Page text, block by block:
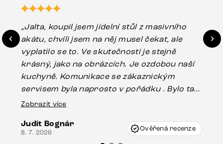
„Jalta, koupil jsem jídelní stůl z masivního
akátu, chvíli jsem na něj musel čekat, ale
vyplatilo se to. Ve skutečnosti je stejně
krásný, jako na obrázcích. Je ozdobou naší
kuchyně. Komunikace se zákaznickým
servisem byla naprosto v pořádku . Bylo tam
drobné poškození u nohy stolu, které mohlo
Vincze mi velmi korektně vyšli vstříc.
Doporučuji produkty Delife všem.“
Zobrazit více
Judit Bognár
8. 7. 2026 Ověřená recenze